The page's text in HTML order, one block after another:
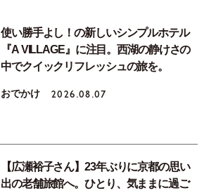
使い勝手よし！の新しいシンプルホテル
『A VILLAGE』に注目。西湖の静けさの
中でクイックリフレッシュの旅を。
おでかけ 2026.08.07
【広瀬裕子さん】23年ぶりに京都の思い
出の老舗旅館へ。ひとり、気ままに過ご